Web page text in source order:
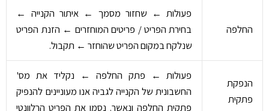
החלפה
פעולות ← שחזור מסמך ← איתור הקנייה ←
בחירת הפריט / פריטים המוחזרים ← הזנת הפריט
שנלקח במקום הפריט שהוחזר ← תקבול.
הנפקת
פתקית
פעולות ← פתק החלפה ← נקליד את מס'
החשבונית של הקנייה לגביה אנו מעוניינים להנפיק
פתקית החלפה ונאשר. נסמן את הפריט הרלוונטי